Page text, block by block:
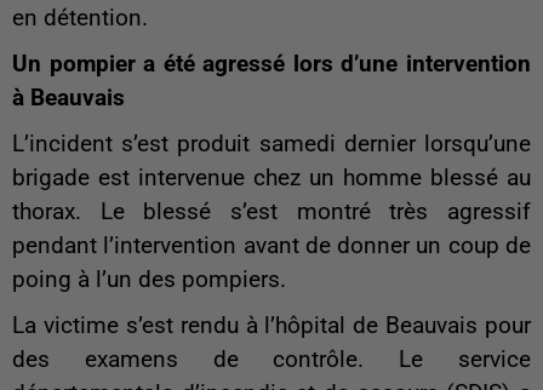
en détention.
Un pompier a été agressé lors d’une intervention
à Beauvais
L’incident s’est produit samedi dernier lorsqu’une
brigade est intervenue chez un homme blessé au
thorax. Le blessé s’est montré très agressif
pendant l’intervention avant de donner un coup de
poing à l’un des pompiers.
La victime s’est rendu à l’hôpital de Beauvais pour
des examens de contrôle. Le service